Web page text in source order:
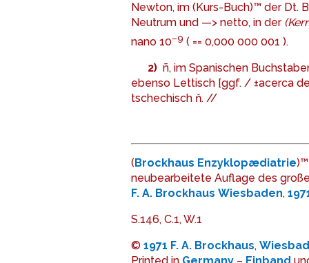
Newton, im (Kurs-Buch)™ der Dt.
Neutrum und —> netto, in der
nano 10–9 ( == 0,000 000 001 ).
2) ñ, im Spanischen
ebenso Lettisch [ggf. / ±acerca
tschechisch ň. //
( Brockhaus Enzyklopædiatrie
neubearbeitete Auflage des
F. A. Brockhaus Wiesbaden,
S.146, C.1, W.1
© 1971 F. A. Brockhaus,